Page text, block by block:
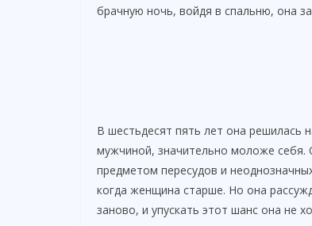
брачную ночь, войдя в спальню, она
В шестьдесят пять лет она решилась
мужчиной, значительно моложе себя.
предметом пересудов и
когда женщина старше. Но она
заново, и упускать этот шанс она не